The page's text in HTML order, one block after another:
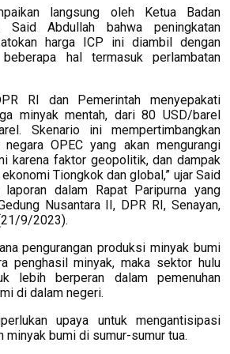
langsung oleh Ketua Badan
Said Abdullah bahwa peningkatan
harga ICP ini diambil dengan
beberapa hal termasuk perlambatan
RI dan Pemerintah menyepakati
minyak mentah, dari 80 USD/barel
Skenario ini mempertimbangkan
OPEC yang akan mengurangi
karena faktor geopolitik, dan dampak
Tiongkok dan global,” ujar Said
laporan dalam Rapat Paripurna yang
Nusantara II, DPR RI, Senayan,
9/2023).
pengurangan produksi minyak bumi
penghasil minyak, maka sektor hulu
lebih berperan dalam pemenuhan
di dalam negeri.
upaya untuk mengantisipasi
minyak bumi di sumur-sumur tua.